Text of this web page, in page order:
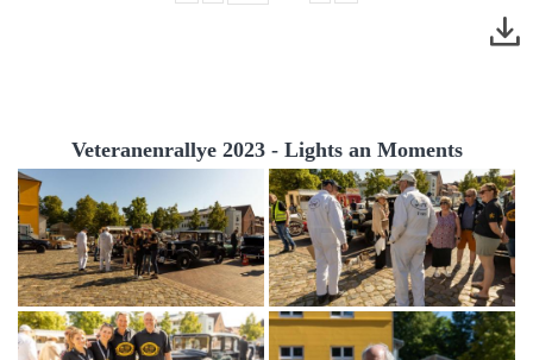
Veteranenrallye 2023 - Lights an Moments